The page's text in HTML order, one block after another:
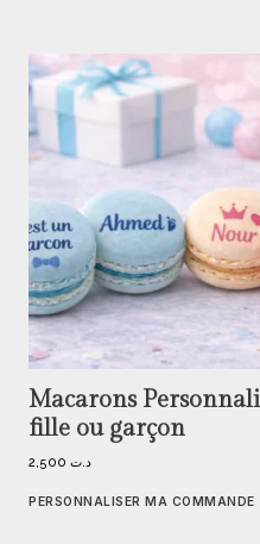
Macarons
fille ou garçon
د.ت
PERSONNALISER MA COMMANDE